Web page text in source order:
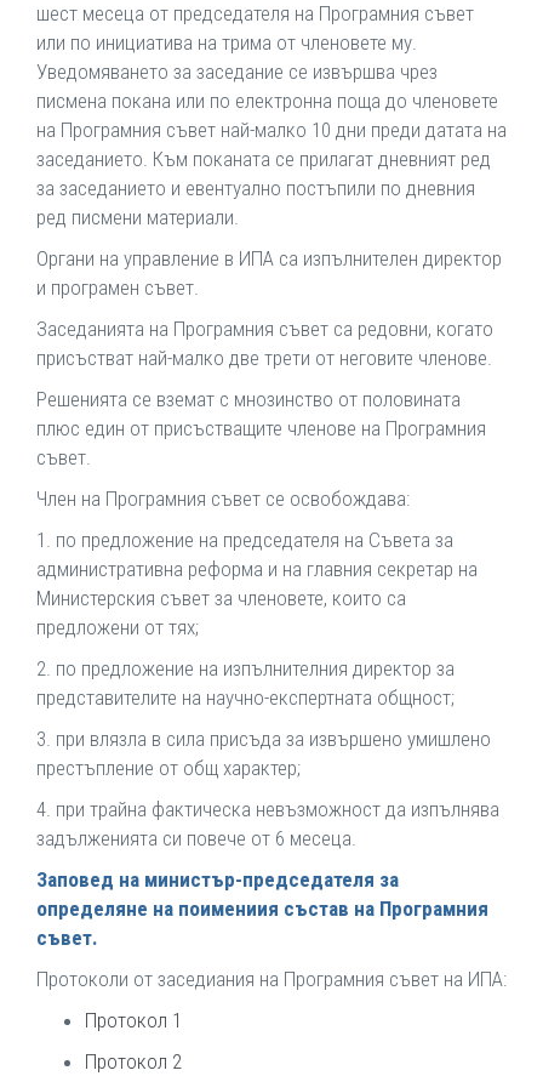
шест месеца от председателя на Програмния съвет
или по инициатива на трима от членовете му.
Уведомяването за заседание се извършва чрез
писмена покана или по електронна поща до членовете
на Програмния съвет най-малко 10 дни преди датата на
заседанието. Към поканата се прилагат дневният ред
за заседанието и евентуално постъпили по дневния
ред писмени материали.
Органи на управление в ИПА са изпълнителен директор
и програмен съвет.
Заседанията на Програмния съвет са редовни, когато
присъстват най-малко две трети от неговите членове.
Решенията се вземат с мнозинство от половината
плюс един от присъстващите членове на Програмния
съвет.
Член на Програмния съвет се освобождава:
1. по предложение на председателя на Съвета за
административна реформа и на главния секретар на
Министерския съвет за членовете, които са
предложени от тях;
2. по предложение на изпълнителния директор за
представителите на научно-експертната общност;
3. при влязла в сила присъда за извършено умишлено
престъпление от общ характер;
4. при трайна фактическа невъзможност да изпълнява
задълженията си повече от 6 месеца.
Заповед на министър-председателя за
определяне на поимениия състав на Програмния
съвет.
Протоколи от заседиания на Програмния съвет на ИПА:
Протокол 1
Протокол 2